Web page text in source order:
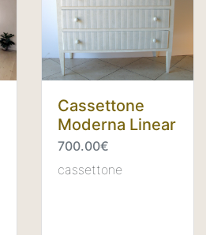
Cassettone
Moderna Linear
700.00€
cassettone